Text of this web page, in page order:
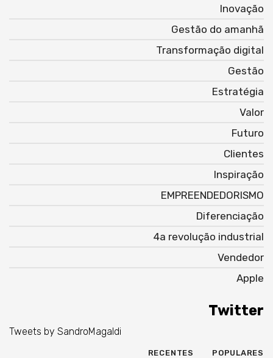
Inovação
Gestão do amanhã
Transformação digital
Gestão
Estratégia
Valor
Futuro
Clientes
Inspiração
EMPREENDEDORISMO
Diferenciação
4a revolução industrial
Vendedor
Apple
Twitter
Tweets by SandroMagaldi
POPULARES
RECENTES